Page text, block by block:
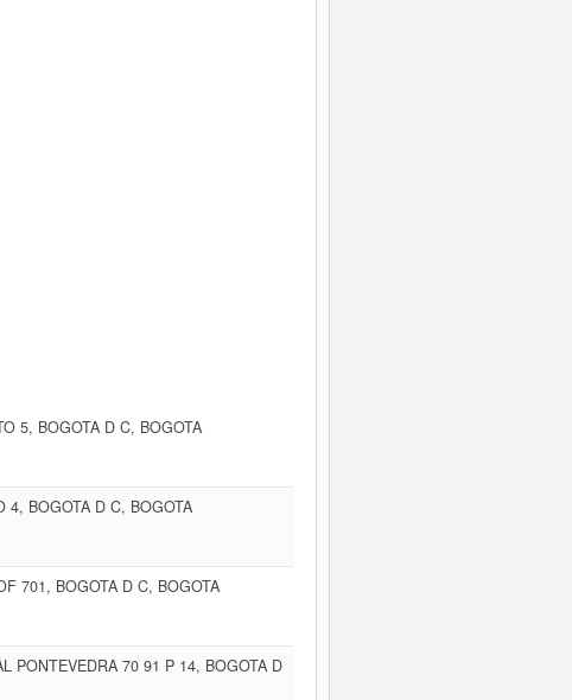
5, BOGOTA D C, BOGOTA
4, BOGOTA D C, BOGOTA
701, BOGOTA D C, BOGOTA
PONTEVEDRA 70 91 P 14, BOGOTA D